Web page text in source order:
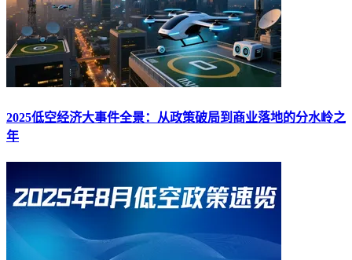
2025低空经济大事件全景：从政策破局到商业落地的分水岭之
年